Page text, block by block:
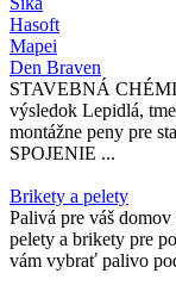
Hasoft
Mapei
Den Braven
STAVEBNÁ
výsledok Lepidlá,
montážne peny pre
SPOJENIE ...
Brikety a pelety
Palivá pre váš
pelety a brikety pre
vám vybrať palivo